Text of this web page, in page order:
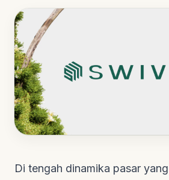
Di tengah dinamika pasar